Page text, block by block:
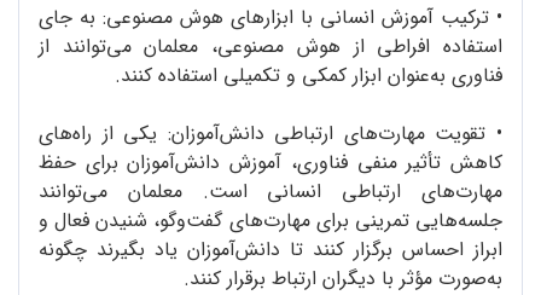
• ترکیب آموزش انسانی با ابزارهای هوش مصنوعی: به جای
استفاده‌ افراطی از هوش مصنوعی، معلمان می‌توانند از
فناوری به‌عنوان ابزار کمکی و تکمیلی استفاده کنند.
• تقویت مهارت‌های ارتباطی دانش‌آموزان: یکی از راه‌های
کاهش تأثیر منفی فناوری، آموزش دانش‌آموزان برای حفظ
مهارت‌های ارتباطی انسانی است. معلمان می‌توانند
جلسه‌هایی تمرینی برای مهارت‌های گفت‌وگو، شنیدن فعال و
ابراز احساس برگزار کنند تا دانش‌آموزان یاد بگیرند چگونه
به‌صورت مؤثر با دیگران ارتباط برقرار کنند.